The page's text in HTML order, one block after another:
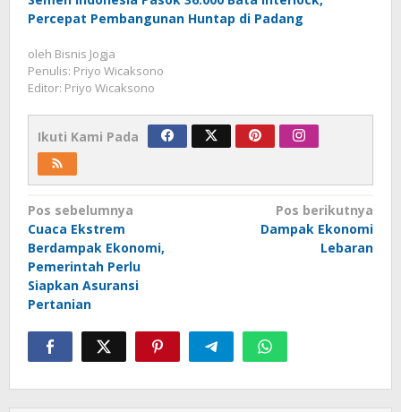
Percepat Pembangunan Huntap di Padang
oleh Bisnis Jogja
Penulis: Priyo Wicaksono
Editor: Priyo Wicaksono
Ikuti Kami Pada
Navigasi
pos
Pos sebelumnya
Cuaca Ekstrem
Berdampak Ekonomi,
Pemerintah Perlu
Siapkan Asuransi
Pertanian
Pos berikutnya
Dampak Ekonomi
Lebaran